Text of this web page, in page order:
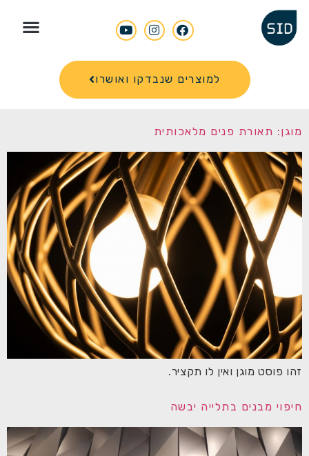
למוצרים שנבדקו ואושרו
מוגן: תאורת פנים מלאכותית
זהו פוסט מוגן ואין לו תקציר.
חיפוי מבנים בתלייה יבשה